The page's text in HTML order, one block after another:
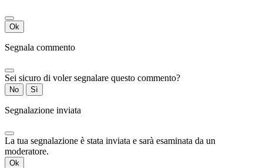
Ok
Segnala commento
Sei sicuro di voler segnalare questo commento?
No Sì
Segnalazione inviata
La tua segnalazione è stata inviata e sarà esaminata da un
moderatore.
Ok